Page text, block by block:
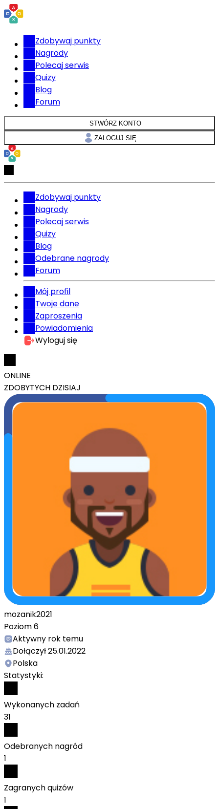
Zdobywaj punkty
Nagrody
Polecaj serwis
Quizy
Blog
Forum
STWÓRZ KONTO
ZALOGUJ SIĘ
Zdobywaj punkty
Nagrody
Polecaj serwis
Quizy
Blog
Odebrane nagrody
Forum
Mój profil
Twoje dane
Zaproszenia
Powiadomienia
Wyloguj się
ONLINE
ZDOBYTYCH DZISIAJ
mozanik2021
Poziom6
Aktywny rok temu
Dołączył25.01.2022
Polska
Statystyki:
Wykonanych zadań
31
Odebranych nagród
1
Zagranych quizów
1